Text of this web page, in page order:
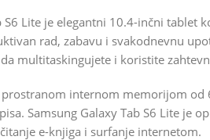
S6 Lite je elegantni 10.4-inčni
rad, zabavu i svakodnevnu
multitaskingujete i koristite
internom memorijom od
Samsung Galaxy Tab S6 Lite je
e-knjiga i surfanje internetom.